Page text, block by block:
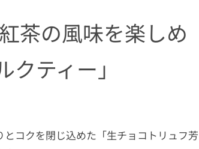
茶の風味を楽しめ
ティー」
コクを閉じ込めた「生チョコトリュフ芳